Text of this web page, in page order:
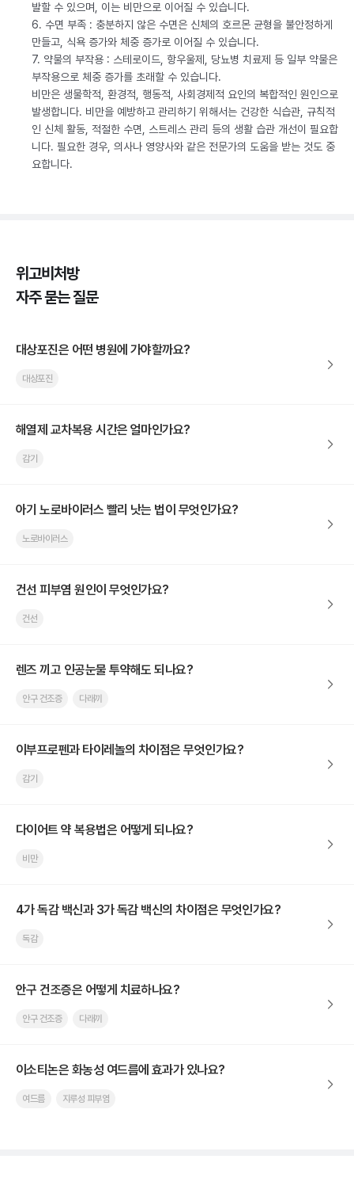
발할 수 있으며, 이는 비만으로 이어질 수 있습니다.
6. 수면 부족 : 충분하지 않은 수면은 신체의 호르몬 균형을 불안정하게
만들고, 식욕 증가와 체중 증가로 이어질 수 있습니다.
7. 약물의 부작용 : 스테로이드, 항우울제, 당뇨병 치료제 등 일부 약물은
부작용으로 체중 증가를 초래할 수 있습니다.
비만은 생물학적, 환경적, 행동적, 사회경제적 요인의 복합적인 원인으로
발생합니다. 비만을 예방하고 관리하기 위해서는 건강한 식습관, 규칙적
인 신체 활동, 적절한 수면, 스트레스 관리 등의 생활 습관 개선이 필요합
니다. 필요한 경우, 의사나 영양사와 같은 전문가의 도움을 받는 것도 중
요합니다.
위고비처방
자주 묻는 질문
대상포진은 어떤 병원에 가야할까요?
대상포진
해열제 교차복용 시간은 얼마인가요?
감기
아기 노로바이러스 빨리 낫는 법이 무엇인가요?
노로바이러스
건선 피부염 원인이 무엇인가요?
건선
렌즈 끼고 인공눈물 투약해도 되나요?
안구 건조증 다래끼
이부프로펜과 타이레놀의 차이점은 무엇인가요?
감기
다이어트 약 복용법은 어떻게 되나요?
비만
4가 독감 백신과 3가 독감 백신의 차이점은 무엇인가요?
독감
안구 건조증은 어떻게 치료하나요?
안구 건조증 다래끼
이소티논은 화농성 여드름에 효과가 있나요?
여드름 지루성 피부염